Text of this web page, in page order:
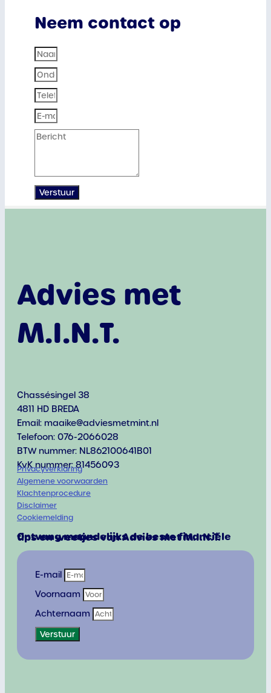
Neem contact op
Verstuur
Advies met
M.I.N.T.
Chassésingel 38
4811 HD BREDA
Email: maaike@adviesmetmint.nl
Telefoon: 076-2066028
BTW nummer: NL862100641B01
KvK nummer: 81456093
Privacyverklaring
Algemene voorwaarden
Klachtenprocedure
Disclaimer
Cookiemelding
Ontvang maandelijks de beste financiële
tips en weetjes van Advies met M.I.N.T.
E-mail
Voornaam
Achternaam
Verstuur